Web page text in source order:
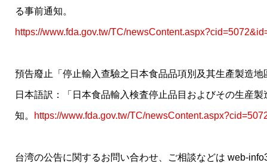
る事前通知。
https://www.fda.gov.tw/TC/
預告廢止「停止輸入查驗之日本食品品項別及其生產製造地
日本語訳：「日本食品輸入検査停止品目およびその生産
知。 https://www.fda.gov.tw/TC/
台湾の公告に関するお問い合わせ、ご相談などは web-